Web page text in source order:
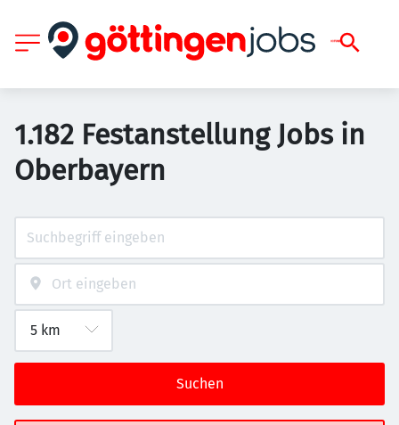
1.182 Festanstellung Jobs in
Oberbayern
Suchen